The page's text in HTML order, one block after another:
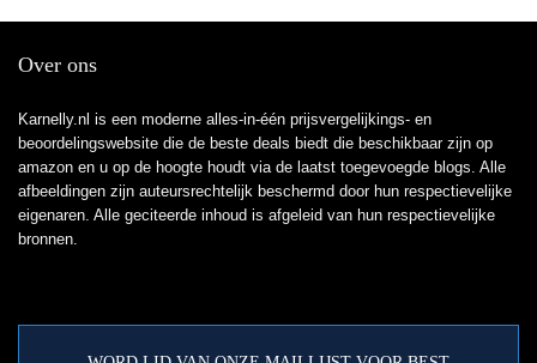
Over ons
Karnelly.nl is een moderne alles-in-één prijsvergelijkings- en
beoordelingswebsite die de beste deals biedt die beschikbaar zijn op
amazon en u op de hoogte houdt via de laatst toegevoegde blogs. Alle
afbeeldingen zijn auteursrechtelijk beschermd door hun respectievelijke
eigenaren. Alle geciteerde inhoud is afgeleid van hun respectievelijke
bronnen.